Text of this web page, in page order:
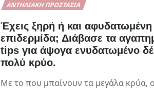
ΑΝΤΗΛΙΑΚΉ ΠΡΟΣΤΑΣΊΑ
Έχεις ξηρή ή και αφυδατωμένη
επιδερμίδα; Διάβασε τα
tips για άψογα ενυδατωμένο
πολύ κρύο.
Με το που μπαίνουν τα μεγάλα κρύα,